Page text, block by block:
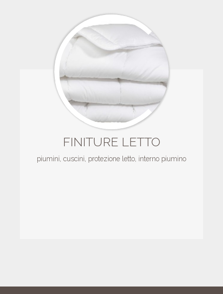
FINITURE LETTO
piumini, cuscini, protezione letto, interno piumino